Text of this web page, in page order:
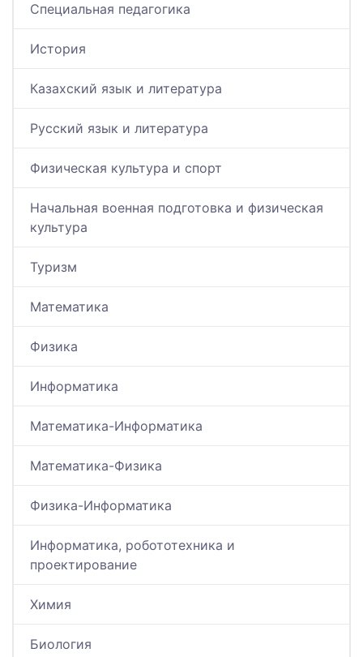
Специальная педагогика
История
Казахский язык и литература
Русский язык и литература
Физическая культура и спорт
Начальная военная подготовка и физическая
культура
Туризм
Математика
Физика
Информатика
Математика-Информатика
Математика-Физика
Физика-Информатика
Информатика, робототехника и
проектирование
Химия
Биология